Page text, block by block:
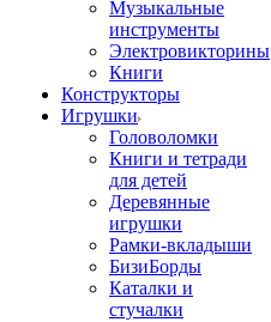
Музыкальные
инструменты
Электровикторины
Книги
Конструкторы
Игрушки
Головоломки
Книги и тетради
для детей
Деревянные
игрушки
Рамки-вкладыши
БизиБорды
Каталки и
стучалки